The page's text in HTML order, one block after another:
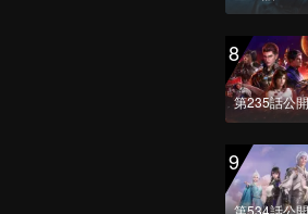
8
第235話公開
9
第534話公開